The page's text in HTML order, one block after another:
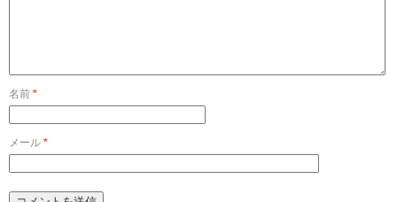
名前 *
メール *